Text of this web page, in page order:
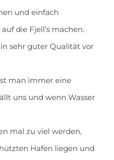
und einfach
die Fjell’s machen.
sehr guter Qualität vor
man immer eine
uns und wenn Wasser
mal zu viel werden,
Hafen liegen und